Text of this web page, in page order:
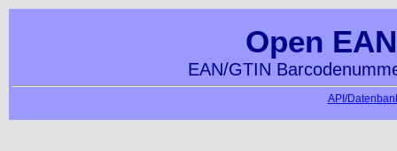
Open
EAN/GTIN
API/